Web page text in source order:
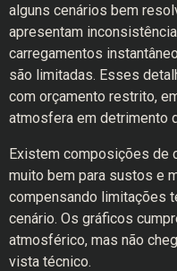
alguns cenários bem
apresentam
carregamentos
são limitadas. Esses
com orçamento restrito,
atmosfera em detrimento
Existem composições de
muito bem para sustos e
compensando limitações
cenário. Os gráficos
atmosférico, mas não
vista técnico.